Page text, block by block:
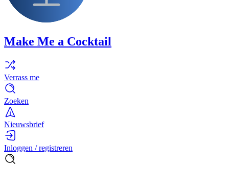
Make Me a Cocktail
Verrass me
Zoeken
Nieuwsbrief
Inloggen / registreren